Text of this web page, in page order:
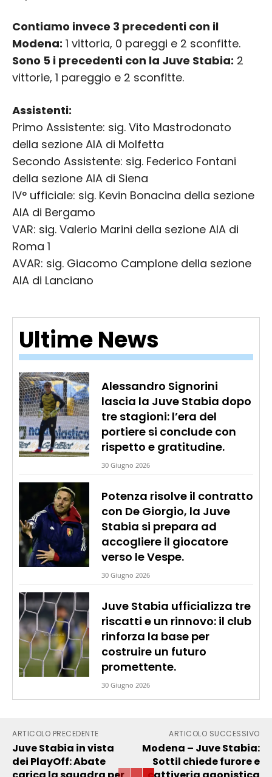
Ultime News
Alessandro Signorini
lascia la Juve Stabia dopo
tre stagioni: l’era del
portiere si conclude con
rispetto e gratitudine.
30 Giugno 2026
Potenza risolve il contratto
con De Giorgio, la Juve
Stabia si prepara ad
accogliere il giocatore
verso le Vespe.
30 Giugno 2026
Juve Stabia ufficializza tre
riscatti e un rinnovo: il club
rinforza la base per
costruire un futuro
promettente.
30 Giugno 2026
Contiamo invece 3 precedenti con il
Modena: 1 vittoria, 0 pareggi e 2 sconfitte.
Sono 5 i precedenti con la Juve Stabia: 2
vittorie, 1 pareggio e 2 sconfitte.
Assistenti:
Primo Assistente: sig. Vito Mastrodonato
della sezione AIA di Molfetta
Secondo Assistente: sig. Federico Fontani
della sezione AIA di Siena
IV° ufficiale: sig. Kevin Bonacina della sezione
AIA di Bergamo
VAR: sig. Valerio Marini della sezione AIA di
Roma 1
AVAR: sig. Giacomo Camplone della sezione
AIA di Lanciano
ARTICOLO PRECEDENTE
Juve Stabia in vista
dei PlayOff: Abate
ARTICOLO SUCCESSIVO
Modena – Juve Stabia:
Sottil chiede furore e